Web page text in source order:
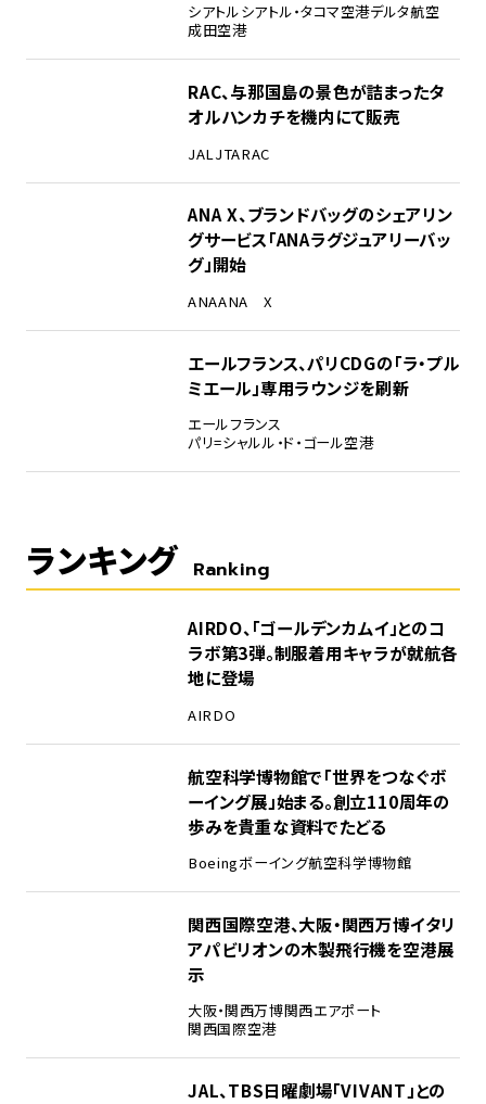
シアトルシアトル・タコマ空港デルタ航空
成田空港
RAC、与那国島の景色が詰まったタ
オルハンカチを機内にて販売
JAL JTARAC
ANA X、ブランドバッグのシェアリン
グサービス「ANAラグジュアリーバッ
グ」開始
ANAANA X
エールフランス、パリCDGの「ラ・プル
ミエール」専用ラウンジを刷新
エールフランス
パリ=シャルル・ド・ゴール空港
ランキング Ranking
AIRDO、「ゴールデンカムイ」とのコ
ラボ第3弾。制服着用キャラが就航各
地に登場
AIRDO
航空科学博物館で「世界をつなぐボ
ーイング展」始まる。創立110周年の
歩みを貴重な資料でたどる
Boeingボーイング航空科学博物館
関西国際空港、大阪・関西万博イタリ
アパビリオンの木製飛行機を空港展
示
大阪・関西万博関西エアポート
関西国際空港
JAL、TBS日曜劇場「VIVANT」との